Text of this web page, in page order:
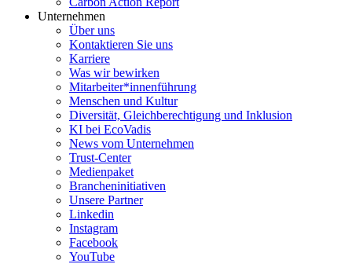
Unternehmen
Über uns
Kontaktieren Sie uns
Karriere
Was wir bewirken
Mitarbeiter*innenführung
Menschen und Kultur
Diversität, Gleichberechtigung und Inklusion
KI bei EcoVadis
News vom Unternehmen
Trust-Center
Medienpaket
Brancheninitiativen
Unsere Partner
Linkedin
Instagram
Facebook
YouTube